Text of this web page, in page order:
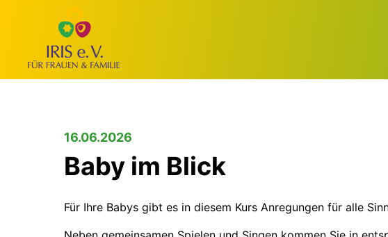
16.06.2026
Baby im Blick
Für Ihre Babys gibt es in diesem Kurs Anregungen für alle